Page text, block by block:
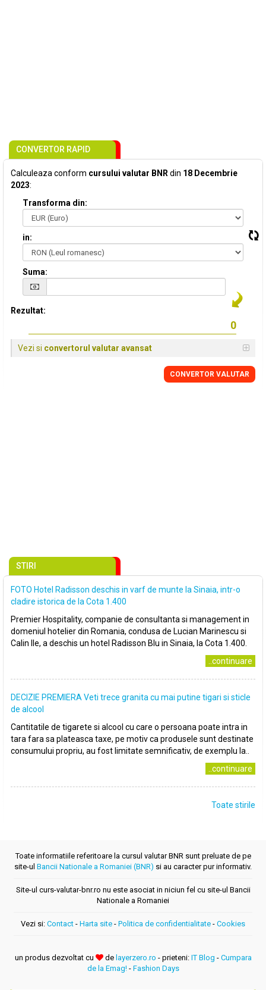
CONVERTOR RAPID
Calculeaza conform cursului valutar BNR din 18 Decembrie
2023:
Transforma din:
in:
Suma:
Rezultat:
Vezi si convertorul valutar avansat
CONVERTOR VALUTAR
STIRI
FOTO Hotel Radisson deschis in varf de munte la Sinaia, intr-o
cladire istorica de la Cota 1.400
Premier Hospitality, companie de consultanta si management in
domeniul hotelier din Romania, condusa de Lucian Marinescu si
Calin Ile, a deschis un hotel Radisson Blu in Sinaia, la Cota 1.400.
..continuare
DECIZIE PREMIERA Veti trece granita cu mai putine tigari si sticle
de alcool
Cantitatile de tigarete si alcool cu care o persoana poate intra in
tara fara sa plateasca taxe, pe motiv ca produsele sunt destinate
consumului propriu, au fost limitate semnificativ, de exemplu la..
..continuare
Toate stirile
Toate informatiile referitoare la cursul valutar BNR sunt preluate de pe
site-ul Bancii Nationale a Romaniei (BNR) si au caracter pur informativ.
Site-ul curs-valutar-bnr.ro nu este asociat in niciun fel cu site-ul Bancii
Nationale a Romaniei
Vezi si: Contact - Harta site - Politica de confidentialitate - Cookies
un produs dezvoltat cu de layerzero.ro - prieteni: IT Blog - Cumpara
de la Emag!- Fashion Days